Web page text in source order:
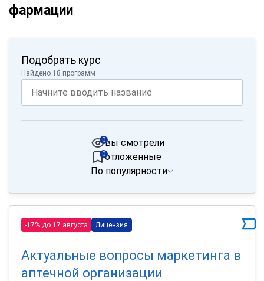
фармации
Подобрать курс
Найдено 18 программ
вы смотрели
0
отложенные
0
По популярности
-17% до 17 августа Лицензия
Актуальные вопросы маркетинга в
аптечной организации